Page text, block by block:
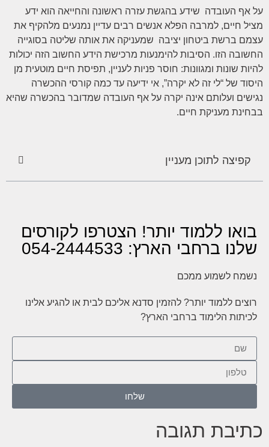
על אף העובדה שידע בהגשת עזרה ראשונה והחייאה הוא ידע
מציל חיים, למרבה הפלא אנשים רבים עדיין נמנעים מלהקיף את
עצמם ברשת ביטחון יציבה שמעניקה את אותה שליטה בסוגייה
החשובה הזו. הסיבות להימנעות מרכישת הידע החשוב הזה יכולות
להיות שונות ומגוונות: חוסר פניות לעניין, תפיסת חיים מוטעית מן
היסוד של “לי זה לא יקרה”, אי ידיעה עד כמה קורסי ההכשרה
נגישים ועלותם אינה יקרה על אף העובדה שמדובר בהכשרה שהיא
בבחינת מעניקת חיים.
קפיצה לתוכן מעניין
בואו ללמוד יותר! הצטרפו לקורסים
שלנו ברחבי הארץ: 054-2444533
נשמח לשמוע ממכם
רוצים ללמוד יותר? להזמין סדנא אליכם לבית או להגיע אלינו
לכיתות הלימוד ברחבי הארץ?
שלחו
כתיבת תגובה